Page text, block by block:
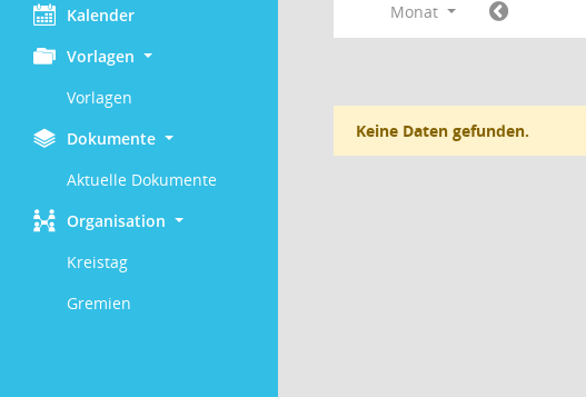
Kalender
Vorlagen
Vorlagen
Dokumente
Aktuelle Dokumente
Organisation
Kreistag
Gremien
Monat
Keine Daten gefunden.